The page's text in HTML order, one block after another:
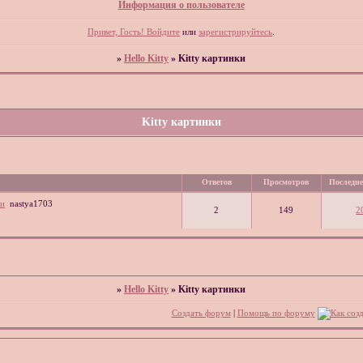
Информация о пользователе
Привет, Гость! Войдите илизарегистрируйтесь
»Hello Kitty »Kitty картинки
Kitty картинки
Ответов Просмотров
nastya1703
2 149
»Hello Kitty »Kitty картинки
Создать форум| Помощь по форуму